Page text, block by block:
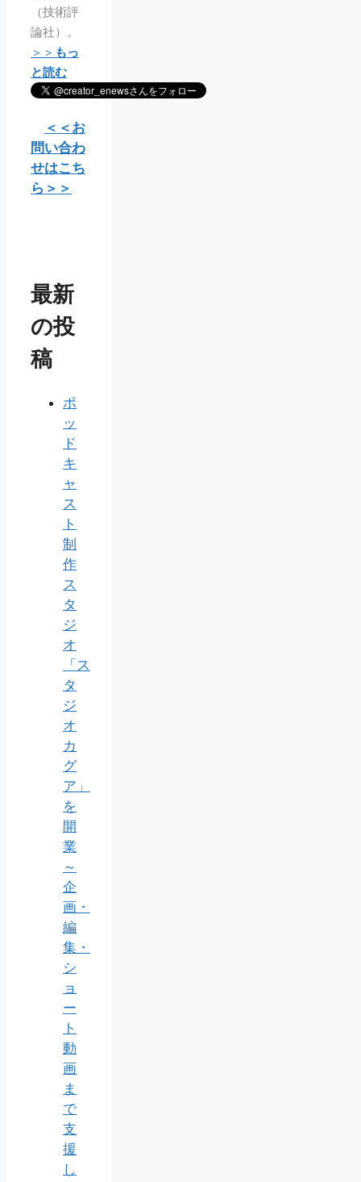
（技術評
論社）。
＞＞ もっ
と読む
＜＜お
問い合わ
せはこち
ら＞＞
最新
の投
稿
ポ
ッ
ド
キ
ャ
ス
ト
制
作
ス
タ
ジ
オ
「ス
タ
ジ
オ
カ
グ
ア」
を
開
業
～
企
画・
編
集・
シ
ョ
ー
ト
動
画
ま
で
支
援
し